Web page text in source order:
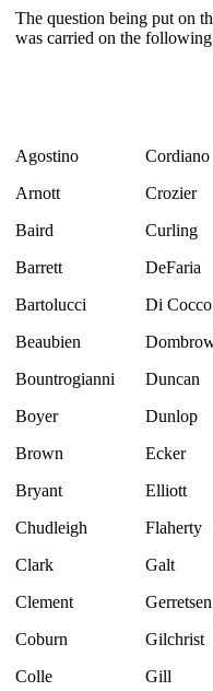
The question being put on
was carried on the
Agostino
Arnott
Baird
Barrett
Bartolucci
Beaubien
Bountrogianni
Boyer
Brown
Bryant
Chudleigh
Clark
Clement
Coburn
Colle
Cordiano
Crozier
Curling
DeFaria
Di Cocco
Duncan
Dunlop
Ecker
Elliott
Flaherty
Galt
Gerretsen
Gilchrist
Gill